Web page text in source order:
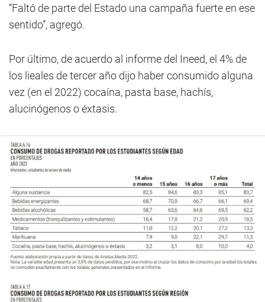
“Faltó de parte del Estado una campaña fuerte en ese
sentido”, agregó.
Por último, de acuerdo al informe del Ineed, el 4% de
los lieales de tercer año dijo haber consumido alguna
vez (en el 2022) cocaína, pasta base, hachís,
alucinógenos o éxtasis.